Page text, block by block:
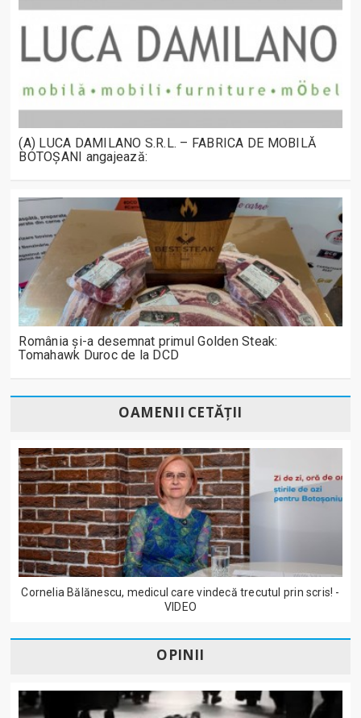
(A) LUCA DAMILANO S.R.L. – FABRICA DE MOBILĂ
BOTOȘANI angajează:
România și-a desemnat primul Golden Steak:
Tomahawk Duroc de la DCD
OAMENII CETĂȚII
Cornelia Bălănescu, medicul care vindecă trecutul prin scris! -
VIDEO
OPINII